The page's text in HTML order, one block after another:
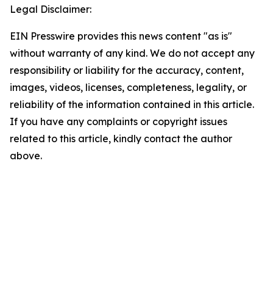
Legal Disclaimer:
EIN Presswire provides this news content "as is"
without warranty of any kind. We do not accept any
responsibility or liability for the accuracy, content,
images, videos, licenses, completeness, legality, or
reliability of the information contained in this article.
If you have any complaints or copyright issues
related to this article, kindly contact the author
above.